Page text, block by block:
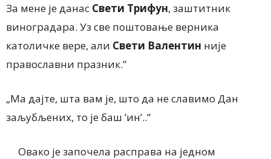
За мене је данас Свети Трифун, заштитник
виноградара. Уз све поштовање верника
католичке вере, али Свети Валентин није
православни празник.”
„Ма дајте, шта вам је, што да не славимо Дан
заљубљених, то је баш ’ин’..”
Овако је започела расправа на једном